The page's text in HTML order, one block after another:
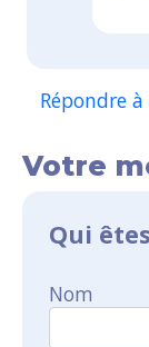
Répondre
Votre
Qui
Nom